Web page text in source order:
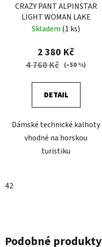
CRAZY PANT ALPINSTAR
LIGHT WOMAN LAKE
Skladem (1 ks)
2 380 Kč
4 760 Kč (–50 %)
DETAIL
Dámské technické kalhoty
vhodné na horskou
turistiku
42
Podobné produkty